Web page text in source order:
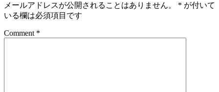
メールアドレスが公開されることはありません。 * が付いて
いる欄は必須項目です
Comment *